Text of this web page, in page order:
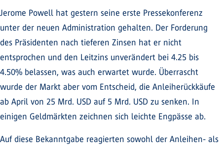
Jerome Powell hat gestern seine erste Pressekonferenz
unter der neuen Administration gehalten. Der Forderung
des Präsidenten nach tieferen Zinsen hat er nicht
entsprochen und den Leitzins unverändert bei 4.25 bis
4.50% belassen, was auch erwartet wurde. Überrascht
wurde der Markt aber vom Entscheid, die Anleiherückkäufe
ab April von 25 Mrd. USD auf 5 Mrd. USD zu senken. In
einigen Geldmärkten zeichnen sich leichte Engpässe ab.
Auf diese Bekanntgabe reagierten sowohl der Anleihen- als